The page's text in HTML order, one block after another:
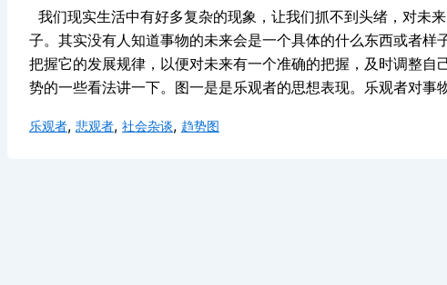
我们现实生活中有好多复杂的现象，让我们抓不到头绪，对未
子。其实没有人知道事物的未来会是一个具体的什么东西或者
把握它的发展规律，以便对未来有一个准确的把握，及时调整自
势的一些看法讲一下。图一是是乐观者的思想表现。乐观者对事
乐观者, 悲观者, 社会杂谈, 趋势图